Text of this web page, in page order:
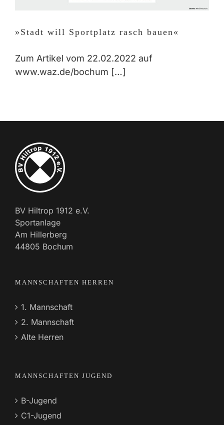
»Stadt will Sportplatz rasch bauen«
Zum Artikel vom 22.02.2022 auf
www.waz.de/bochum […]
BV Hiltrop 1912 e.V.
Sportanlage
Am Hillerberg
44805 Bochum
MANNSCHAFTEN HERREN
1. Mannschaft
2. Mannschaft
Alte Herren
MANNSCHAFTEN JUGEND
B-Jugend
C1-Jugend